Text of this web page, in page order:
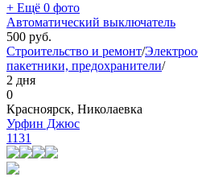
+ Ещё 0 фото
Автоматический выключатель
500 руб.
Строительство и ремонт/
пакетники, предохранители/
2 дня
0
Красноярск, Николаевка
Урфин Джюс
1131